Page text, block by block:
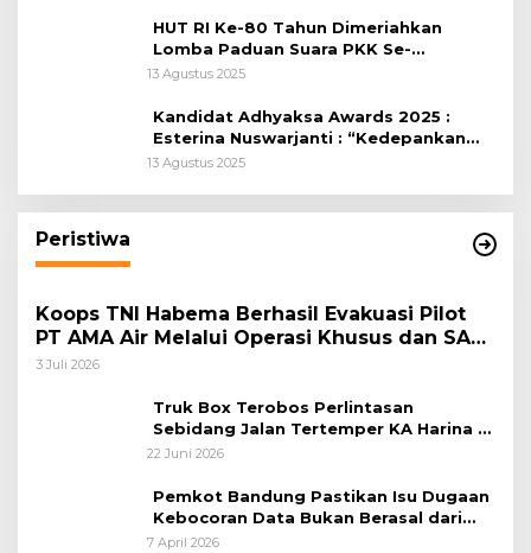
HUT RI Ke-80 Tahun Dimeriahkan
Lomba Paduan Suara PKK Se-
Kabupaten Bogor
13 Agustus 2025
Kandidat Adhyaksa Awards 2025 :
Esterina Nuswarjanti : “Kedepankan
Keadilan Restoratif Wujudkan
13 Agustus 2025
Peristiwa
Koops TNI Habema Berhasil Evakuasi Pilot
PT AMA Air Melalui Operasi Khusus dan SAR
Taktis
3 Juli 2026
Truk Box Terobos Perlintasan
Sebidang Jalan Tertemper KA Harina di
Jalan Stasiun Poncol-Jrakah Semarang
22 Juni 2026
Pemkot Bandung Pastikan Isu Dugaan
Kebocoran Data Bukan Berasal dari
Server Disdukcapil
7 April 2026